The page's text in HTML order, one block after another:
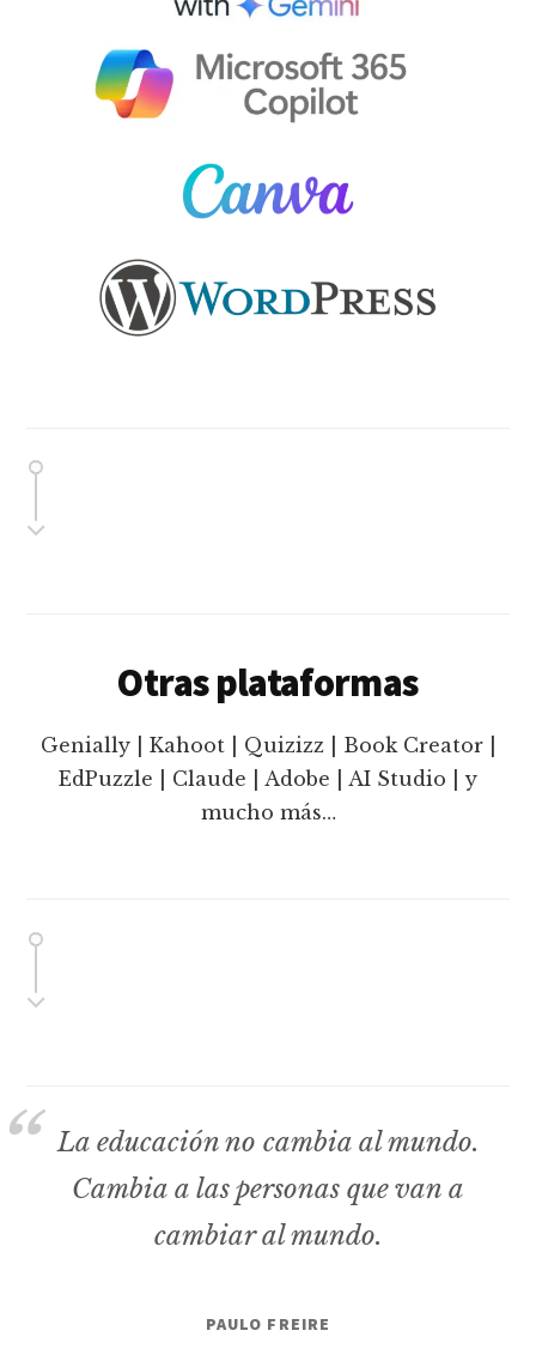
Otras plataformas
Genially | Kahoot | Quizizz | Book Creator |
EdPuzzle | Claude | Adobe | AI Studio | y
mucho más…
La educación no cambia al mundo.
Cambia a las personas que van a
cambiar al mundo.
PAULO FREIRE